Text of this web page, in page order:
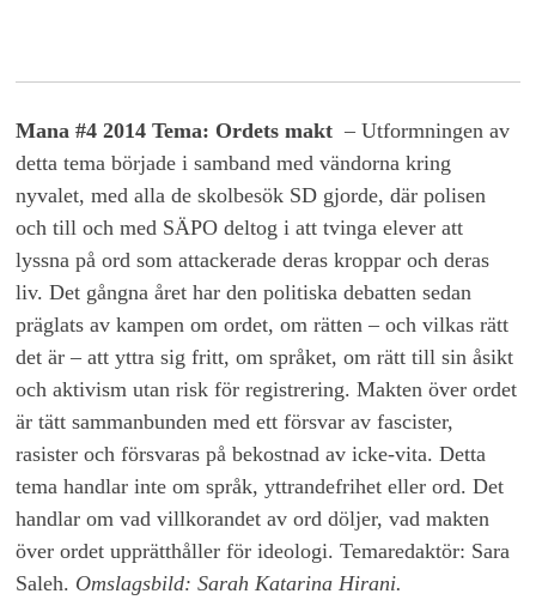
Mana #4 2014 Tema: Ordets makt – Utformningen av
detta tema började i samband med vändorna kring
nyvalet, med alla de skolbesök SD gjorde, där polisen
och till och med SÄPO deltog i att tvinga elever att
lyssna på ord som attackerade deras kroppar och deras
liv. Det gångna året har den politiska debatten sedan
präglats av kampen om ordet, om rätten – och vilkas rätt
det är – att yttra sig fritt, om språket, om rätt till sin åsikt
och aktivism utan risk för registrering. Makten över ordet
är tätt sammanbunden med ett försvar av fascister,
rasister och försvaras på bekostnad av icke-vita. Detta
tema handlar inte om språk, yttrandefrihet eller ord. Det
handlar om vad villkorandet av ord döljer, vad makten
över ordet upprätthåller för ideologi. Temaredaktör: Sara
Saleh. Omslagsbild: Sarah Katarina Hirani.